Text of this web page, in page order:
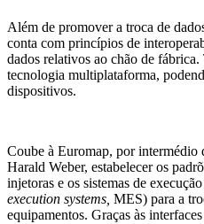
Além de promover a troca de
conta com princípios de
dados relativos ao chão de
tecnologia multiplataforma,
dispositivos.
Coube à Euromap, por intermédio
Harald Weber, estabelecer os
injetoras e os sistemas de
execution systems, MES) para a
equipamentos. Graças às